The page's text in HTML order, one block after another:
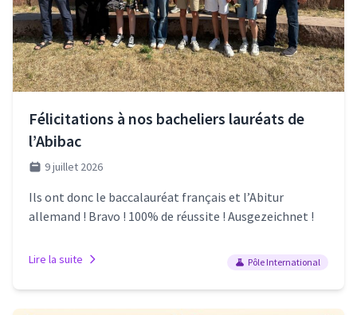
Félicitations à nos bacheliers lauréats de
l’Abibac
9 juillet 2026
Ils ont donc le baccalauréat français et l’Abitur
allemand ! Bravo ! 100% de réussite ! Ausgezeichnet !
Lire la suite Pôle International